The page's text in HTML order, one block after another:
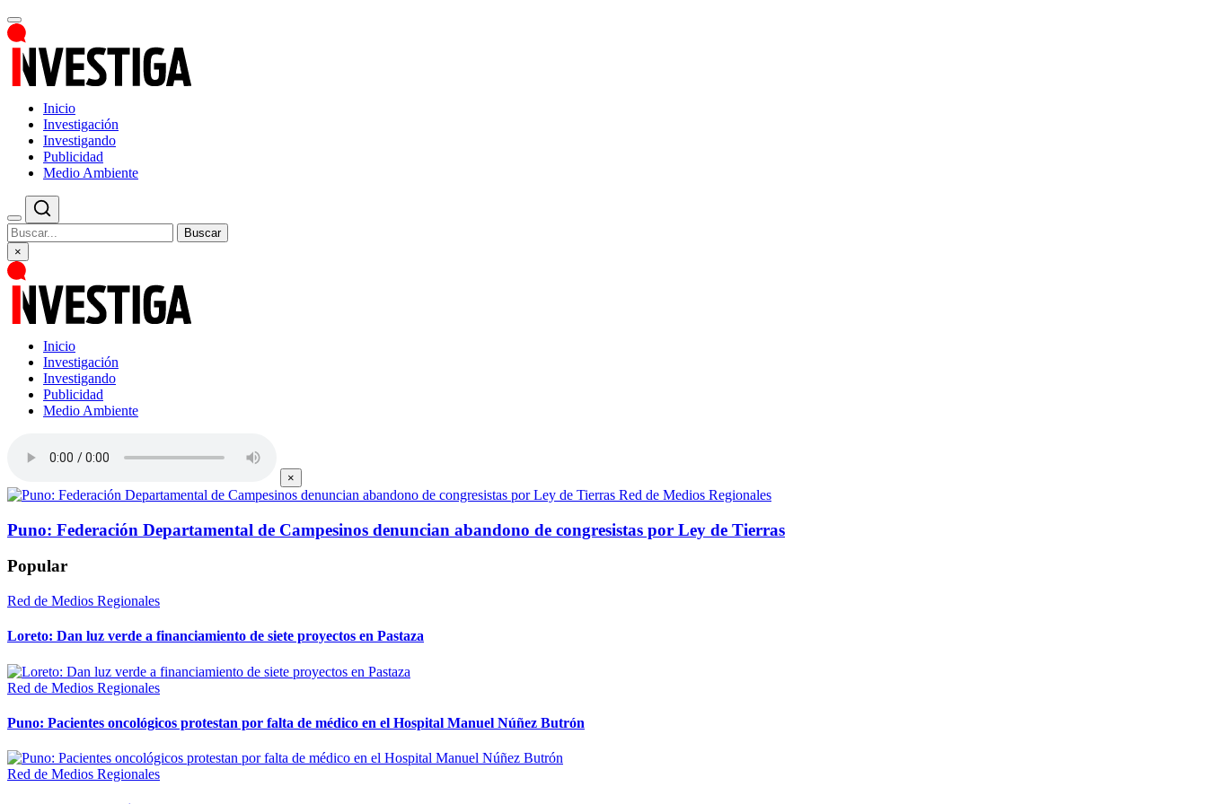
Inicio
Investigación
Investigando
Publicidad
Medio Ambiente
Buscar
×
Inicio
Investigación
Investigando
Publicidad
Medio Ambiente
×
Red de Medios Regionales
Puno: Federación Departamental de Campesinos denuncian abandono de congresistas por Ley de Tierras
Popular
Red de Medios Regionales
Loreto: Dan luz verde a financiamiento de siete proyectos en Pastaza
Red de Medios Regionales
Puno: Pacientes oncológicos protestan por falta de médico en el Hospital Manuel Núñez Butrón
Red de Medios Regionales